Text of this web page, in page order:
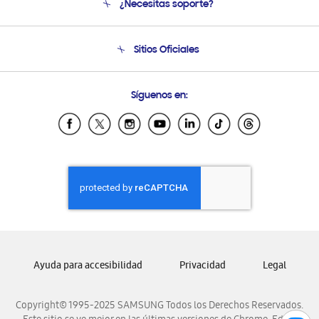
Soporte
¿Necesitas soporte?
Soporte vía eMail
Sitios Oficiales
Samsung Ecuador
Samsung El Salvador
Samsung Honduras
Samsung Nicaragua
Samsung Panamá
Samsung Venezuela
Síguenos en:
Copyright© 1995-2025 SAMSUNG Todos los Derechos Reservados.
Ayuda para accesibilidad Privacidad Legal